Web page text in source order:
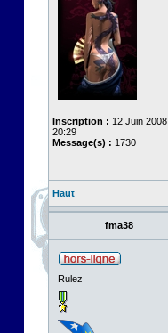
Inscription : 12 Juin 2008,
20:29
Message(s) : 1730
Haut
fma38
Rulez